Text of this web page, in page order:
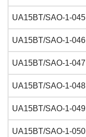
UA15BT/SAO-1-045
UA15BT/SAO-1-046
UA15BT/SAO-1-047
UA15BT/SAO-1-048
UA15BT/SAO-1-049
UA15BT/SAO-1-050